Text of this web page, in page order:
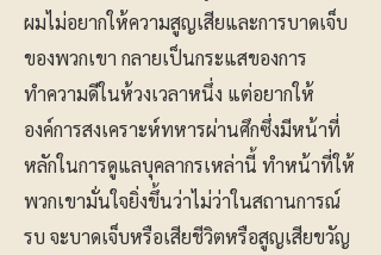
ผมไม่อยากให้ความสูญเสียและการบาดเจ็บ
ของพวกเขา กลายเป็นกระแสของการ
ทำความดีในห้วงเวลาหนึ่ง แต่อยากให้
องค์การสงเคราะห์ทหารผ่านศึกซึ่งมีหน้าที่
หลักในการดูแลบุคลากรเหล่านี้ ทำหน้าที่ให้
พวกเขามั่นใจยิ่งขึ้นว่าไม่ว่าในสถานการณ์
รบ จะบาดเจ็บหรือเสียชีวิตหรือสูญเสียขวัญ